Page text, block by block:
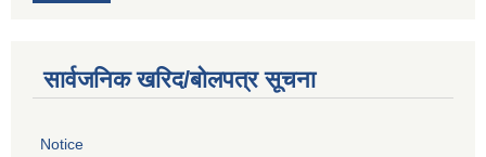
सार्वजनिक खरिद/बोलपत्र सूचना
Notice